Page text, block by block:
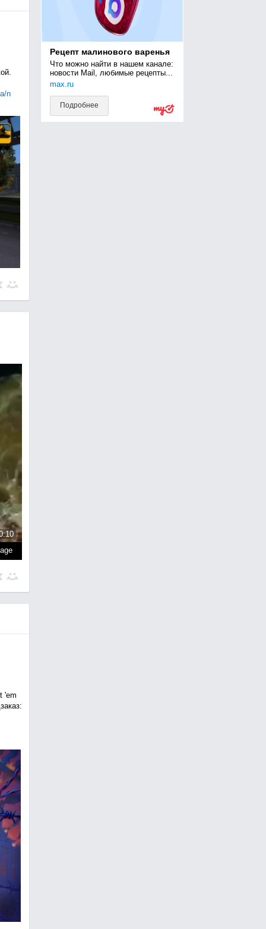
n
'em
Рецепт малинового варенья
Что можно найти в нашем канале:
новости Mail, любимые рецепты...
max.ru
Подробнее